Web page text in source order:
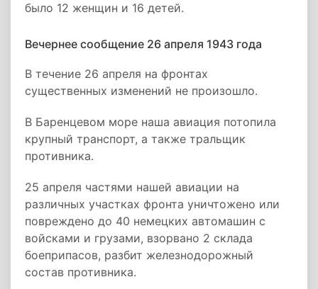
было 12 женщин и 16 детей.
Вечернее сообщение 26 апреля 1943 года
В течение 26 апреля на фронтах
существенных изменений не произошло.
В Баренцевом море наша авиация потопила
крупный транспорт, а также тральщик
противника.
25 апреля частями нашей авиации на
различных участках фронта уничтожено или
повреждено до 40 немецких автомашин с
войсками и грузами, взорвано 2 склада
боеприпасов, разбит железнодорожный
состав противника.